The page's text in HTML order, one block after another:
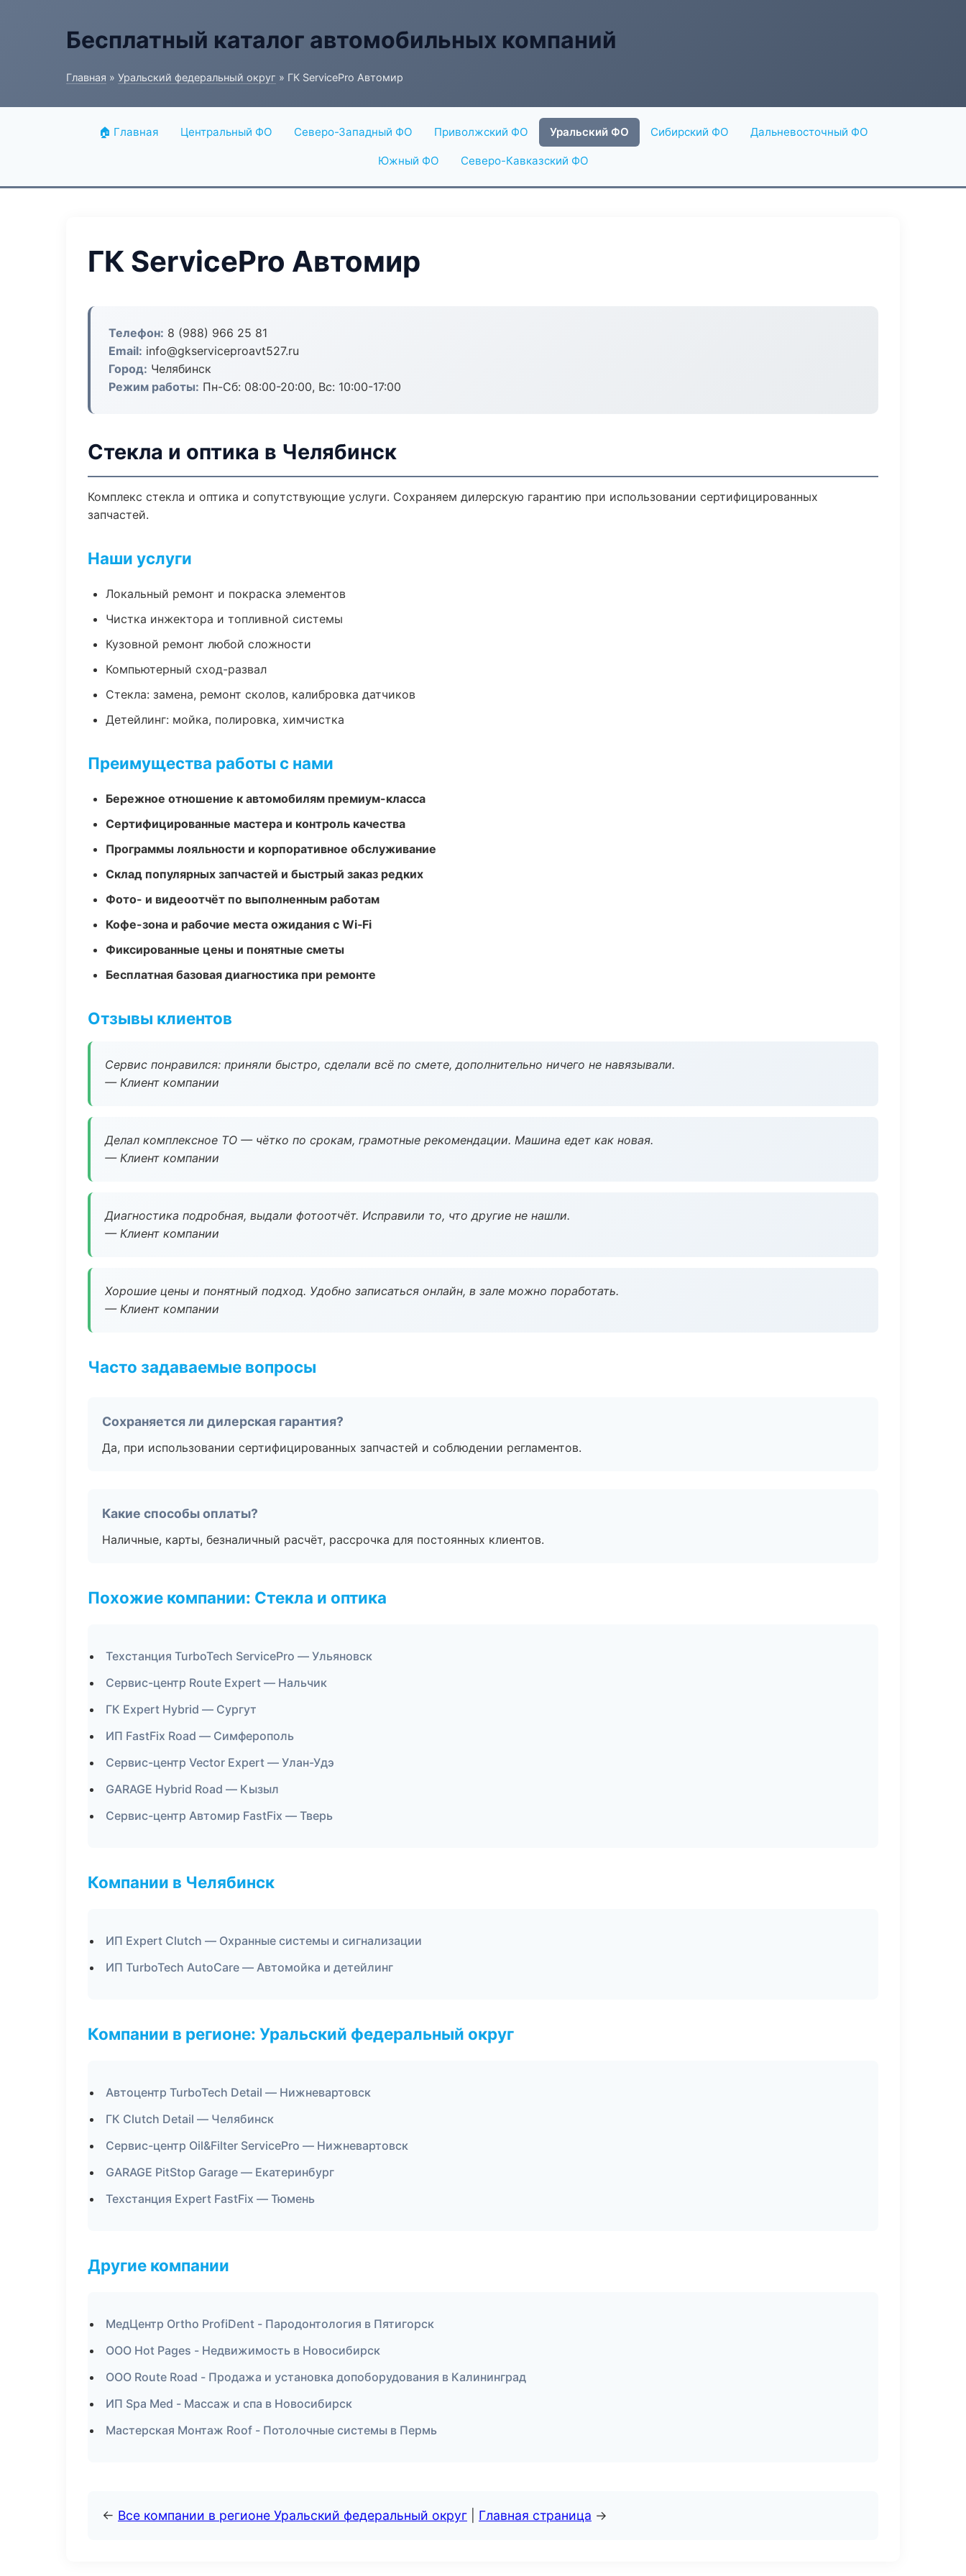
Бесплатный каталог автомобильных компаний
Главная » Уральский федеральный округ » ГК ServicePro Автомир
🏠 Главная Центральный ФО Северо-Западный ФО Приволжский ФО Уральский ФО Сибирский ФО Дальневосточный ФО
Южный ФО Северо-Кавказский ФО
ГК ServicePro Автомир
Телефон: 8 (988) 966 25 81
Email: info@gkserviceproavt527.ru
Город: Челябинск
Режим работы: Пн-Сб: 08:00-20:00, Вс: 10:00-17:00
Стекла и оптика в Челябинск
Комплекс стекла и оптика и сопутствующие услуги. Сохраняем дилерскую гарантию при использовании сертифицированных
запчастей.
Наши услуги
Локальный ремонт и покраска элементов
Чистка инжектора и топливной системы
Кузовной ремонт любой сложности
Компьютерный сход-развал
Стекла: замена, ремонт сколов, калибровка датчиков
Детейлинг: мойка, полировка, химчистка
Преимущества работы с нами
Бережное отношение к автомобилям премиум-класса
Сертифицированные мастера и контроль качества
Программы лояльности и корпоративное обслуживание
Склад популярных запчастей и быстрый заказ редких
Фото- и видеоотчёт по выполненным работам
Кофе-зона и рабочие места ожидания с Wi‑Fi
Фиксированные цены и понятные сметы
Бесплатная базовая диагностика при ремонте
Отзывы клиентов
Сервис понравился: приняли быстро, сделали всё по смете, дополнительно ничего не навязывали.
— Клиент компании
Делал комплексное ТО — чётко по срокам, грамотные рекомендации. Машина едет как новая.
— Клиент компании
Диагностика подробная, выдали фотоотчёт. Исправили то, что другие не нашли.
— Клиент компании
Хорошие цены и понятный подход. Удобно записаться онлайн, в зале можно поработать.
— Клиент компании
Часто задаваемые вопросы
Сохраняется ли дилерская гарантия?
Да, при использовании сертифицированных запчастей и соблюдении регламентов.
Какие способы оплаты?
Наличные, карты, безналичный расчёт, рассрочка для постоянных клиентов.
Похожие компании: Стекла и оптика
Техстанция TurboTech ServicePro — Ульяновск
Сервис-центр Route Expert — Нальчик
ГК Expert Hybrid — Сургут
ИП FastFix Road — Симферополь
Сервис-центр Vector Expert — Улан-Удэ
GARAGE Hybrid Road — Кызыл
Сервис-центр Автомир FastFix — Тверь
Компании в Челябинск
ИП Expert Clutch — Охранные системы и сигнализации
ИП TurboTech AutoCare — Автомойка и детейлинг
Компании в регионе: Уральский федеральный округ
Автоцентр TurboTech Detail — Нижневартовск
ГК Clutch Detail — Челябинск
Сервис-центр Oil&Filter ServicePro — Нижневартовск
GARAGE PitStop Garage — Екатеринбург
Техстанция Expert FastFix — Тюмень
Другие компании
МедЦентр Ortho ProfiDent - Пародонтология в Пятигорск
ООО Hot Pages - Недвижимость в Новосибирск
ООО Route Road - Продажа и установка допоборудования в Калининград
ИП Spa Med - Массаж и спа в Новосибирск
Мастерская Монтаж Roof - Потолочные системы в Пермь
← Все компании в регионе Уральский федеральный округ Главная страница →